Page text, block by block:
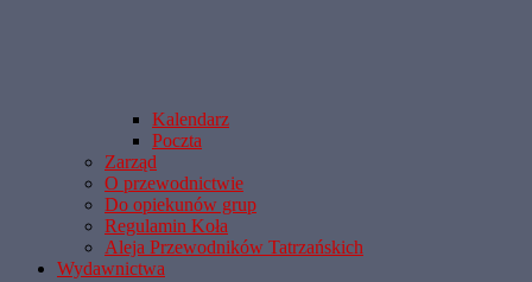
Kalendarz
Poczta
Zarząd
O przewodnictwie
Do opiekunów grup
Regulamin Koła
Aleja Przewodników Tatrzańskich
Wydawnictwa